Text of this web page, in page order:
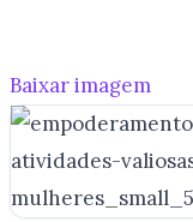
Baixar imagem